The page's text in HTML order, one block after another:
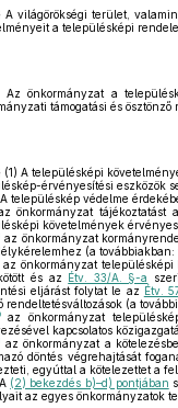
A világörökségi terület,
a településképi
Az önkormányzat a
támogatási és
(1) A településképi
érvényesítési eszközök
A településkép védelme
önkormányzat tájékoztatást
követelmények
az önkormányzat
(a
önkormányzat településképi
és az Étv. 33/A. §-a
eljárást folytat le az Étv.
rendeltetésváltozások (a
az önkormányzat
kapcsolatos
az önkormányzat a
döntés végrehajtását
egyúttal a kötelezettet a
A (2) bekezdés b)–d) pontjában
az egyes önkormányzatok